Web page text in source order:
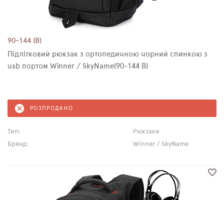
90-144 (B)
Підлітковий рюкзак з ортопедичною чорний спинкою з
usb портом Winner / SkyName(90-144 B)
РОЗПРОДАНО
Тип:
Рюкзаки
Бренд:
Winner / SkyName